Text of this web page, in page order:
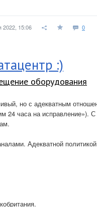
2022, 15:06 0
:)
оборудования
но с адекватным
24 часа на исправление»). С
Адекватной